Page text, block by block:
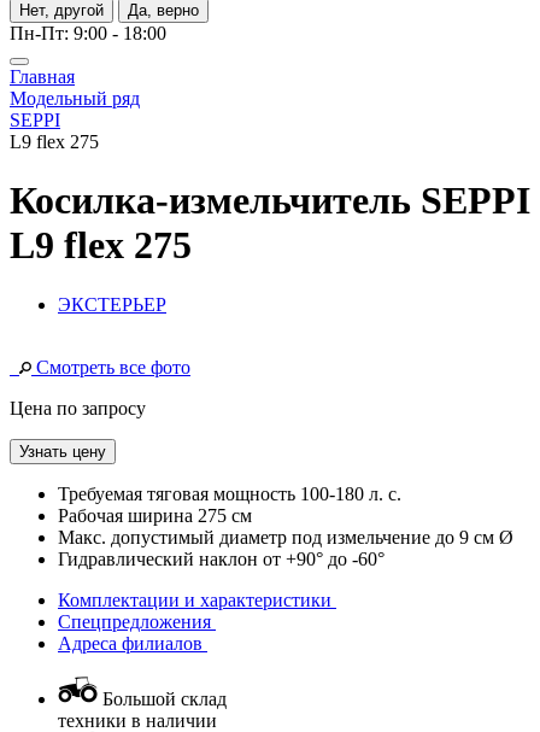
Нет, другой Да, верно
Пн-Пт: 9:00 - 18:00
Главная
Модельный ряд
SEPPI
L9 flex 275
Косилка-измельчитель SEPPI
L9 flex 275
ЭКСТЕРЬЕР
Смотреть все фото
Цена по запросу
Узнать цену
Требуемая тяговая мощность 100-180 л. с.
Рабочая ширина 275 см
Макс. допустимый диаметр под измельчение до 9 см Ø
Гидравлический наклон от +90° до -60°
Комплектации и характеристики
Спецпредложения
Адреса филиалов
Большой склад
техники в наличии